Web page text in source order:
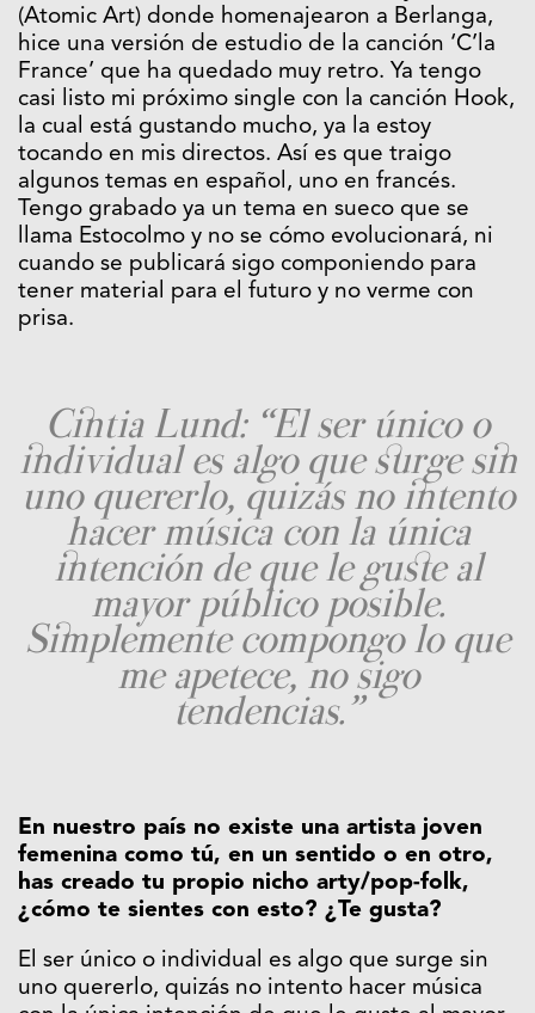
(Atomic Art) donde homenajearon a Berlanga,
hice una versión de estudio de la canción ‘C’la
France’ que ha quedado muy retro. Ya tengo
casi listo mi próximo single con la canción Hook,
la cual está gustando mucho, ya la estoy
tocando en mis directos. Así es que traigo
algunos temas en español, uno en francés.
Tengo grabado ya un tema en sueco que se
llama Estocolmo y no se cómo evolucionará, ni
cuando se publicará sigo componiendo para
tener material para el futuro y no verme con
prisa.
Cintia Lund: “El ser único o
individual es algo que surge sin
uno quererlo, quizás no intento
hacer música con la única
intención de que le guste al
mayor público posible.
Simplemente compongo lo que
me apetece, no sigo
tendencias.”
En nuestro país no existe una artista joven
femenina como tú, en un sentido o en otro,
has creado tu propio nicho arty/pop-folk,
¿cómo te sientes con esto? ¿Te gusta?
El ser único o individual es algo que surge sin
uno quererlo, quizás no intento hacer música